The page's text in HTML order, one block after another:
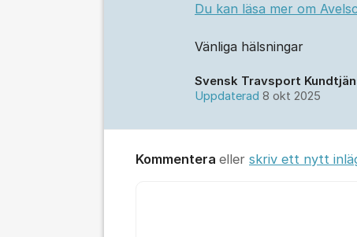
Du kan läsa mer om
Vänliga hälsningar
Svensk Travsport
Uppdaterad 8 okt 2025
Kommentera eller skriv ett nytt